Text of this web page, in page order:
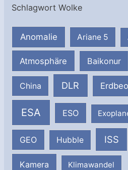
Schlagwort Wolke
Anomalie Ariane 5
Atmosphäre Baikonur
China DLR
ESA ESO
GEO Hubble ISS
Kamera Klimawandel